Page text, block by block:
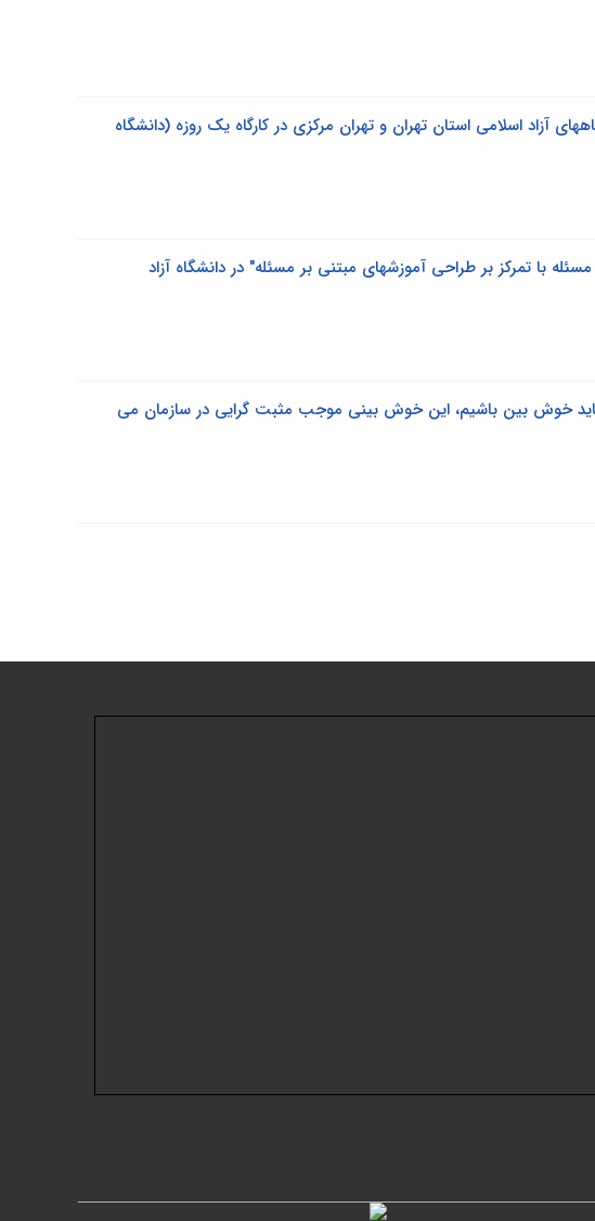
آزاد اسلامی استان تهران و تهران مرکزی در کارگاه یک روزه (دانشگاه
با تمرکز بر طراحی آموزشهای مبتنی بر مسئله" در دانشگاه آزاد
خوش بین باشیم، این خوش بینی موجب مثبت گرایی در سازمان می